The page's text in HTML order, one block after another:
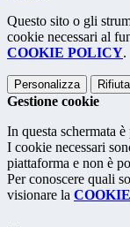
Questo sito o gli
cookie necessari al
COOKIE POLICY.
Personalizza
Gestione cookie
In questa schermata
I cookie necessari
piattaforma e non è
Per conoscere quali
visionare la